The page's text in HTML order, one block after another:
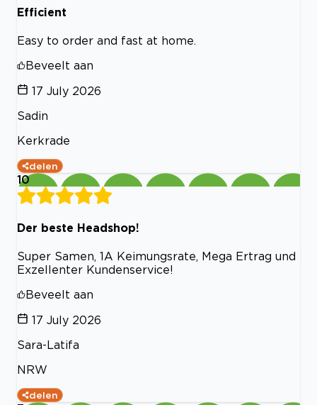
Efficient
Easy to order and fast at home.
Beveelt aan
17 July 2026
Sadin
Kerkrade
delen
10
Der beste Headshop!
Super Samen, 1A Keimungsrate, Mega Ertrag und
Exzellenter Kundenservice!
Beveelt aan
17 July 2026
Sara-Latifa
NRW
delen